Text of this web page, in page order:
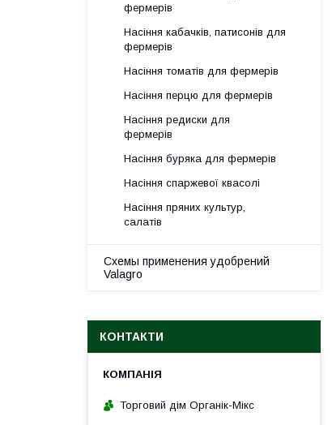
фермерів
Насіння кабачків, патисонів для
фермерів
Насіння томатів для фермерів
Насіння перцю для фермерів
Насіння редиски для
фермерів
Насіння буряка для фермерів
Насіння спаржевої квасолі
Насіння пряних культур,
салатів
Схемы применения удобрений
Valagro
КОНТАКТИ
Торговий дім Органік-Мікс